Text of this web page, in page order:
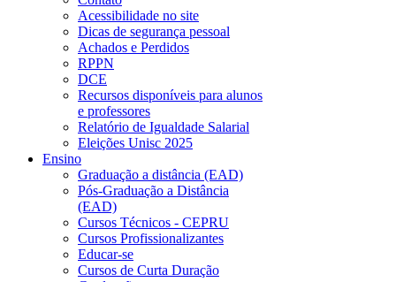
Acessibilidade no site
Dicas de segurança pessoal
Achados e Perdidos
RPPN
DCE
Recursos disponíveis para alunos
e professores
Relatório de Igualdade Salarial
Eleições Unisc 2025
Ensino
Graduação a distância (EAD)
Pós-Graduação a Distância
(EAD)
Cursos Técnicos - CEPRU
Cursos Profissionalizantes
Educar-se
Cursos de Curta Duração